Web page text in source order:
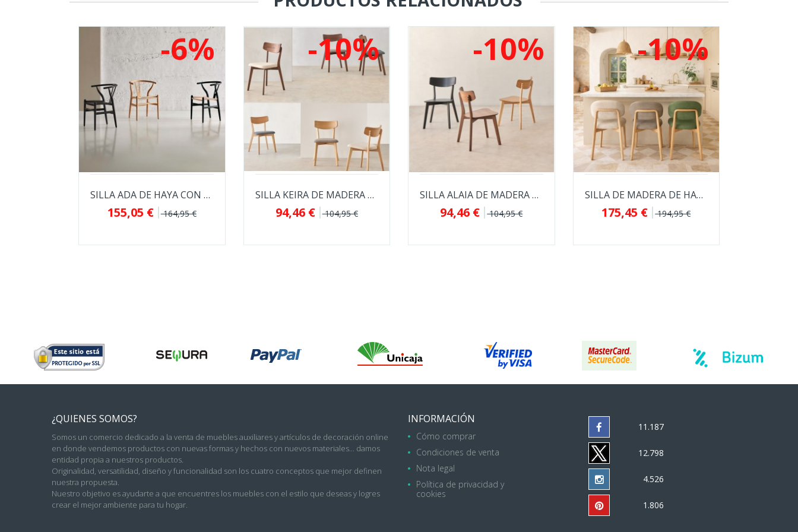
-6%
SILLA ADA DE HAYA CON EL ASIENTO DE ENEA...
155,05 € 164,95 €
-10%
SILLA KEIRA DE MADERA CON ASIENTO TAPIZADO
94,46 € 104,95 €
-10%
SILLA ALAIA DE MADERA DE HEVEA
94,46 € 104,95 €
-10%
SILLA DE MADERA DE HAYA TAPIZADA...
175,45 € 194,95 €
¿QUIENES SOMOS?
Somos un comercio dedicado a la venta de muebles auxiliares y artículos de decoración online
en donde vendemos productos con nuevas formas y hechos con nuevos materiales... damos
entidad propia a nuestros productos.
Originalidad, versatilidad, diseño y funcionalidad son los cuatro conceptos que mejor definen
nuestra propuesta.
Nuestro objetivo es ayudarte a que encuentres los muebles con el estilo que deseas y logres
crear el mejor ambiente para tu hogar.
INFORMACIÓN
Cómo comprar
Condiciones de venta
Nota legal
Política de privacidad y
cookies
11.187
12.798
4.526
1.806